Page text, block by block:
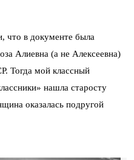
что в документе была
Алиевна (а не Алексеевна)
Тогда мой классный
нашла старосту
оказалась подругой